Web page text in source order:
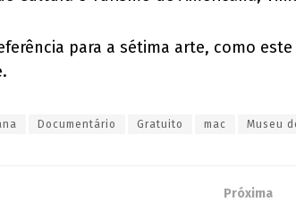
para a sétima arte, como
Documentário Gratuito mac Museu
Próxima